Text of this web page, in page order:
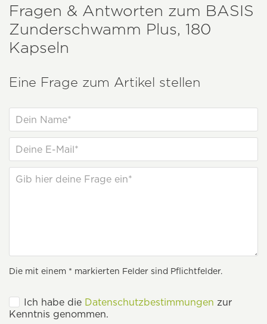
Fragen & Antworten zum BASIS
Zunderschwamm Plus, 180
Kapseln
Eine Frage zum Artikel stellen
Die mit einem * markierten Felder sind Pflichtfelder.
Ich habe die Datenschutzbestimmungen zur
Kenntnis genommen.